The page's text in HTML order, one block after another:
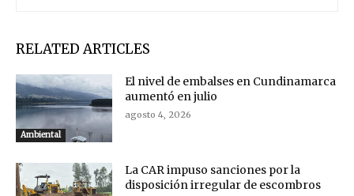
RELATED ARTICLES
Ambiental
El nivel de embalses en Cundinamarca
aumentó en julio
agosto 4, 2026
La CAR impuso sanciones por la
disposición irregular de escombros